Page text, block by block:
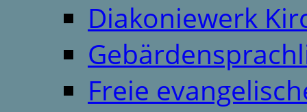
Diakoniewerk
Freie